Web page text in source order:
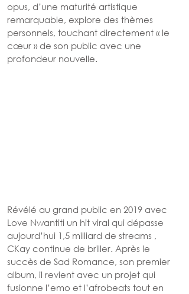
opus, d’une maturité artistique
remarquable, explore des thèmes
personnels, touchant directement « le
cœur » de son public avec une
profondeur nouvelle.
Révélé au grand public en 2019 avec
Love Nwantiti un hit viral qui dépasse
aujourd’hui 1,5 milliard de streams ,
CKay continue de briller. Après le
succès de Sad Romance, son premier
album, il revient avec un projet qui
fusionne l’emo et l’afrobeats tout en